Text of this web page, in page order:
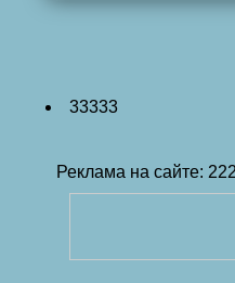
33333
Реклама на сайте: